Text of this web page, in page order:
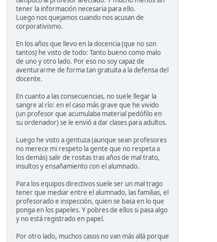
tener la información necesaria para ello.
Luego nos quejamos cuando nos acusan de
corporativismo.
En los años que llevo en la docencia (que no son
tantos) he visto de todo: Tanto bueno como malo
de uno y otro lado. Por eso no soy capaz de
aventurarme de forma tan gratuita a la defensa del
docente.
En cuanto a las consecuencias, no suele llegar la
sangre al río: en el caso más grave que he vivido
(un profesor que acumulaba material pedófilo en
su ordenador) se le envió a dar clases para adultos.
Luego he visto a gentuza (aunque sean profesores
no merece mi respeto la gente que no respeta a
los demás) salir de rositas tras años de mal trato,
insultos y ensañamiento con el alumnado.
Para los equipos directivos suele ser un mal trago
tener que mediar entre el alumnado, las familias, el
profesorado e inspección, quien se basa en lo que
ponga en los papeles. Y pobres de ellos si pasa algo
y no está registrado en papel.
Por otro lado, muchos casos no van más allá porque